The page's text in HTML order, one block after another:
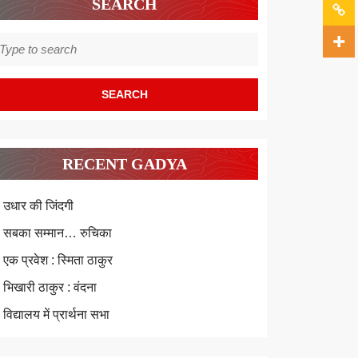
SEARCH
RECENT GADYA
उधार की जिंदगी
सबका सम्मान… रुचिका
एक प्रवेश : स्मिता ठाकुर
भिखारी ठाकुर : वंदना
विद्यालय में प्रार्थना सभा